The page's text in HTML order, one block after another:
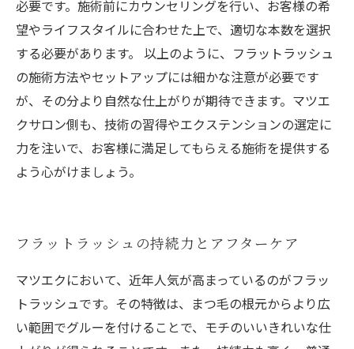
必要です。施術前にカウンセリングを行い、お客様の希
望やライフスタイルに合わせた上で、適切な本数を選択
する必要があります。 以上のように、フラットラッシュ
の施術方法やセットアップには細かな注意が必要です
が、その分より自然な仕上がりが期待できます。マツエ
クサロン側も、技術の習得やエクステンションの選定に
力を注いで、お客様に満足してもらえる施術を提供する
よう心がけましょう。
フラットラッシュの持続力とアフターケア
マツエクにおいて、近年人気が高まっているのがフラッ
トラッシュです。その特徴は、まつ毛の根元からより広
い範囲でグルーを付けることで、モチのいいきれいな仕